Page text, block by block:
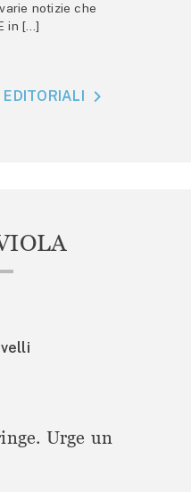
notizie che
in […]
Urge un